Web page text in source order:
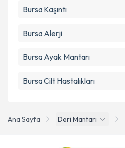
Ana Sayfa Deri Mantari
Bursa Kaşıntı
Bursa Alerji
Bursa Ayak Mantarı
Bursa Cilt Hastalıkları